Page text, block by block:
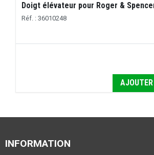
Doigt élévateur pour Roger &
Réf. : 36010248
INFORMATION